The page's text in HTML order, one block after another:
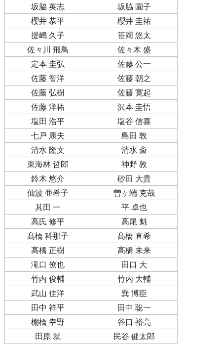
坂脇 英志
坂脇 園子
櫻井 恭平
櫻井 圭祐
提嶋 久子
笹岡 悠太
佐々川 飛鳥
佐々木 盛
定本 圭弘
佐藤 公一
佐藤 智洋
佐藤 朝之
佐藤 弘樹
佐藤 寛起
佐藤 洋祐
沢本 圭悟
塩田 浩平
塩谷 信喜
七戸 康夫
島田 敦
清水 隆文
清水 斎
東海林 哲郎
神野 敦
鈴木 悠介
砂田 大貴
仙波 亜希子
曽ヶ端 克哉
其田 一
平 卓也
高氏 修平
高尾 魁
髙橋 科那子
髙橋 直希
高橋 正樹
高橋 未来
滝口 僚也
田口 大
竹内 俊輔
竹内 大輔
武山 佳洋
巽 博臣
田中 祥平
田中 聡一
棚橋 幸野
谷口 裕亮
田原 就
民谷 健太郎